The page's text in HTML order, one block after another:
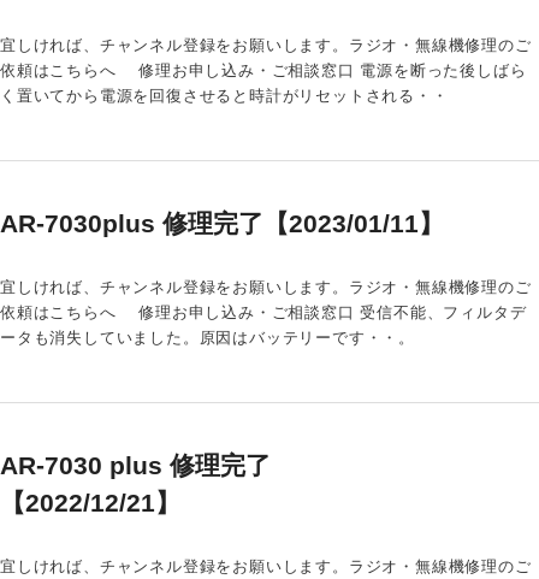
宜しければ、チャンネル登録をお願いします。ラジオ・無線機修理のご
依頼はこちらへ 修理お申し込み・ご相談窓口 電源を断った後しばら
く置いてから電源を回復させると時計がリセットされる・・
AR-7030plus 修理完了【2023/01/11】
宜しければ、チャンネル登録をお願いします。ラジオ・無線機修理のご
依頼はこちらへ 修理お申し込み・ご相談窓口 受信不能、フィルタデ
ータも消失していました。原因はバッテリーです・・。
AR-7030 plus 修理完了
【2022/12/21】
宜しければ、チャンネル登録をお願いします。ラジオ・無線機修理のご